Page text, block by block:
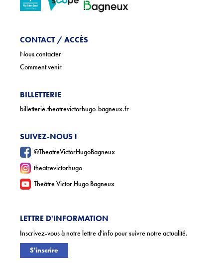
CONTACT / ACCÈS
Nous contacter
Comment venir
BILLETTERIE
billetterie.theatrevictorhugo-bagneux.fr
SUIVEZ-NOUS !
@TheatreVictorHugoBagneux
theatrevictorhugo
Theâtre Victor Hugo Bagneux
LETTRE D'INFORMATION
Inscrivez-vous à notre lettre d'info pour suivre notre actualité.
S'inscrire